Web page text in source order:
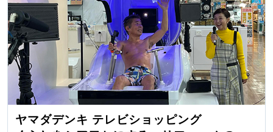
ヤマダデンキ テレビショッピング